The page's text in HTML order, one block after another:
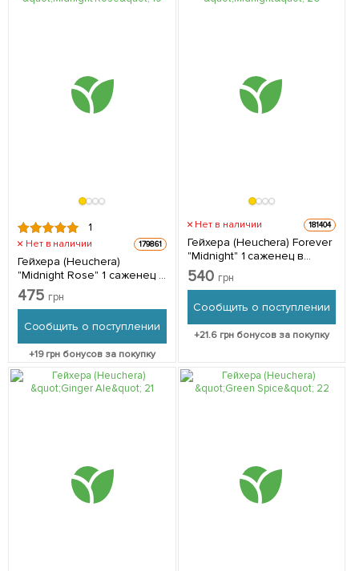
1
Нет в наличии 179861
Гейхера (Heuchera)
"Midnight Rose" 1 саженец в
упаковке
475 грн
Сообщить о поступлении
+19грн бонусов за покупку
Нет в наличии 181404
Гейхера (Heuchera) Forever
"Midnight" 1 саженец в
упаковке
540 грн
Сообщить о поступлении
+21.6 грн бонусов за покупку